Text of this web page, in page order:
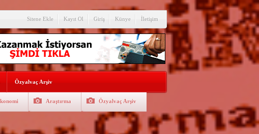
Sitene Ekle Kayıt Ol Giriş Künye İletişim
Özyalvaç Arşiv
Araştırma Özyalvaç Arşiv